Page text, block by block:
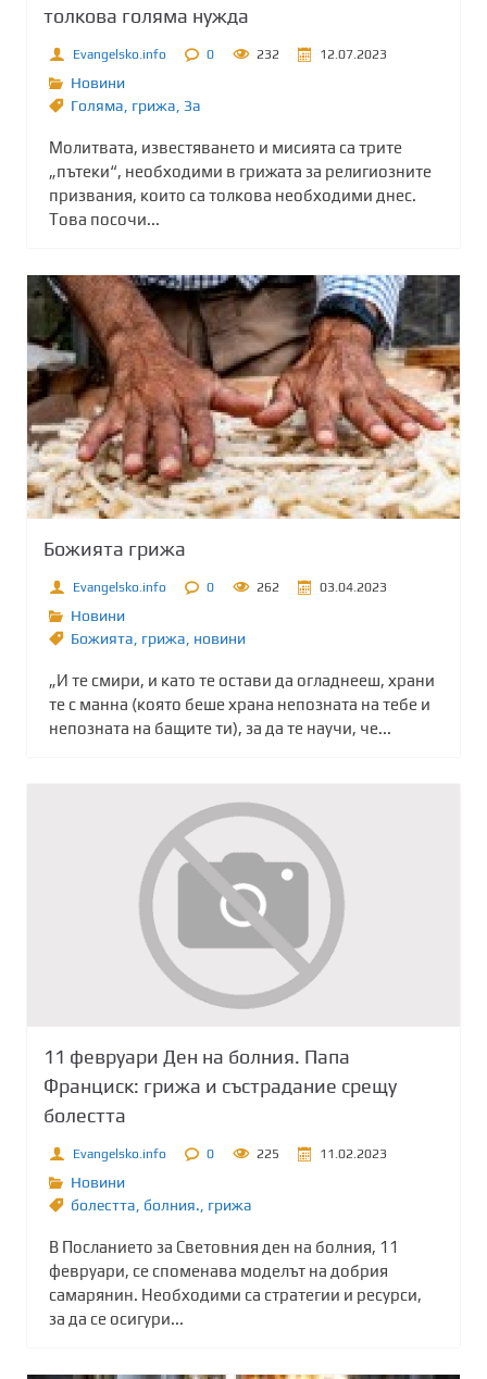
толкова голяма нужда
Evangelsko.info 0 232 12.07.2023
Новини
Голяма грижа Зa
Молитвата, известяването и мисията са трите
„пътеки“, необходими в грижата за религиозните
призвания, които са толкова необходими днес.
Това посочи...
Божията грижа
Evangelsko.info 0 262 03.04.2023
Новини
Божията грижа новини
„И те смири, и като те остави да огладнееш, храни
те с манна (която беше храна непозната на тебе и
непозната на бащите ти), за да те научи, че...
11 февруари Ден на болния. Папа
Франциск: грижа и състрадание срещу
болестта
Evangelsko.info 0 225 11.02.2023
Новини
болестта, болния., грижа
В Посланието за Световния ден на болния, 11
февруари, се споменава моделът на добрия
самарянин. Необходими са стратегии и ресурси,
за да се осигури...